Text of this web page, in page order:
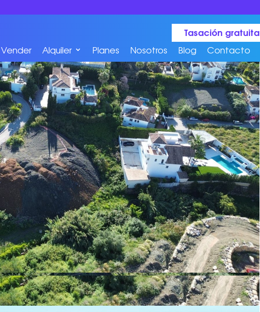
Vender Alquiler Planes Nosotros Blog Contacto
Tasación gratuita